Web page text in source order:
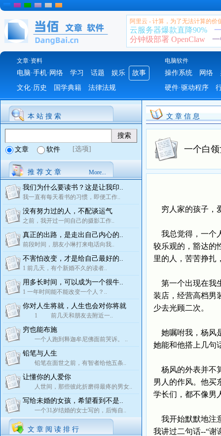
阿里云 - 计算，为了无法计算的价
云服务器爆款直降90%
分钟级部署 OpenClaw
文章·资料 电脑软件
电脑·手机·网络 学习 话题 娱乐
故事
文化·历史
国学典籍 法律法规
操作系统 网络
硬件·驱动程序
本 站 搜 索
文章 软件 [选项]
推 荐 文 章 More...
我们为什么要读书？这是让我印..
我一直有每天看书的习惯，即便工作..
没有努力过的人，不配谈运气
之前，我开过一间自己的摄影工作..
真正的出路，是走出自己内心的..
前段时间，朋友小琳打来电话向我..
不害怕改变，才是给自己最好的..
1 前几天，有个新婚不久的读者..
用多长时间，可以成为一个很牛..
1 一年时间能不能改变一个人？..
你对人生将就，人生也会对你将就
1 前几天和朋友去附近一..
穷也能布施
一个人跑到释迦牟尼佛面前哭诉。 ..
铅笔与人生
铅笔在面世之前，有智者给他五条..
让懂你的人爱你
人世间，那些彼此折磨得最疼的男女..
写给未婚的女孩，希望看到不是..
一个31岁结婚的女士写的，后悔自..
文 章 阅 读 排 行
文 章 信 息
一个白
穷人家的孩子，
我总觉得，一个
较乐观的，豁达的
里的人，苦苦挣扎
第一个出现在我
装店，经营高档男
少去光顾二次。
她嘱咐我，杨风
她能和他搭上几句
杨风的外表并不
男人的作风。他买
学长们，都不像男
我开始默默地注
我讲过二句话--“谢